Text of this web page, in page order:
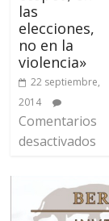
las
elecciones,
no en la
violencia»
22 septiembre,
2014
Comentarios
desactivados